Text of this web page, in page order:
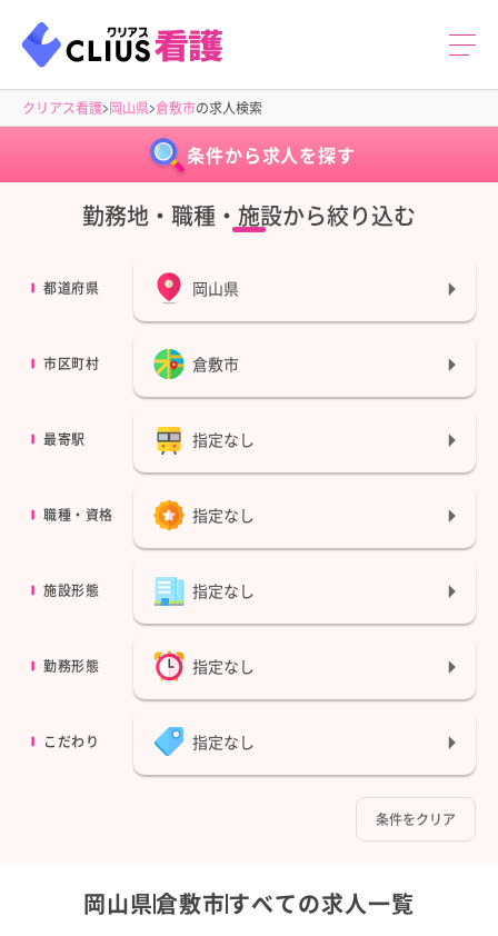
クリアス看護 岡山県 倉敷市の求人検索
条件から求人を探す
勤務地・職種・施設から絞り込む
都道府県 岡山県
市区町村 倉敷市
最寄駅 指定なし
職種・資格 指定なし
施設形態 指定なし
勤務形態 指定なし
こだわり 指定なし
条件をクリア
岡山県倉敷市すべての求人一覧